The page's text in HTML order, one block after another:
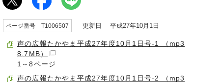
ページ番号 T1006507 更新日 平成27年10月1日
声の広報たかやま平成27年度10月1日号-1 （mp3
8.7MB）
1～8ページ
声の広報たかやま平成27年度10月1日号-2 （mp3